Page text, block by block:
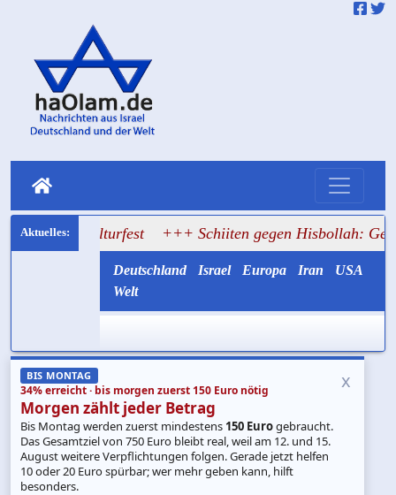
Kulturfest +++ Schiiten gegen Hisbollah: Gemayel ruft
Deutschland Israel Europa Iran
USA
Welt
BIS MONTAG
34% erreicht · bis morgen zuerst 150 Euro nötig
Morgen zählt jeder Betrag
Bis Montag werden zuerst mindestens 150 Eurogebraucht.
Das Gesamtziel von 750 Euro bleibt real, weil am 12. und 15.
August weitere Verpflichtungen folgen. Gerade jetzt helfen
10 oder 20 Euro spürbar; wer mehr geben kann, hilft
besonders.
x